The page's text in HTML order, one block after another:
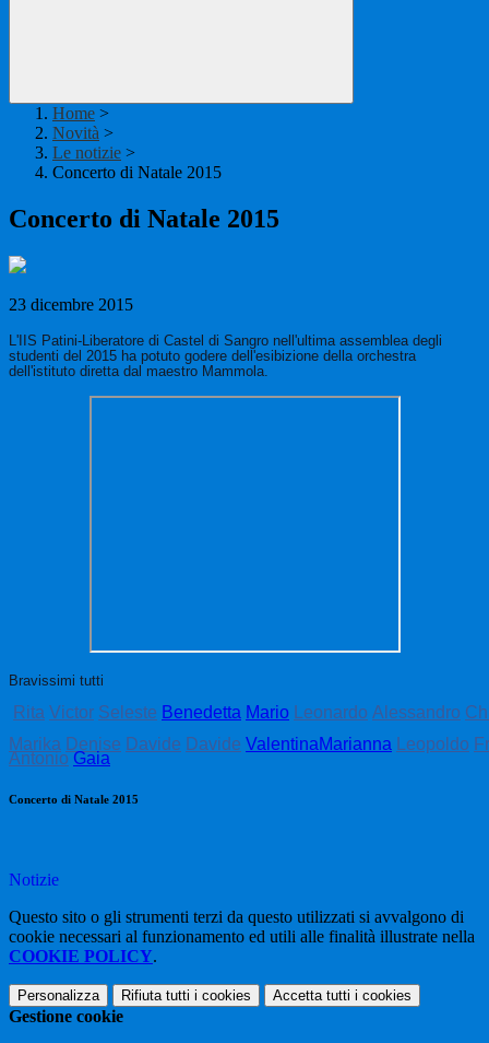
Home >
Novità >
Le notizie >
Concerto di Natale 2015
Concerto di Natale 2015
23 dicembre 2015
L'IIS Patini-Liberatore di Castel di Sangro nell'ultima assemblea degli
studenti del 2015 ha potuto godere dell'esibizione della orchestra
dell'istituto diretta dal maestro Mammola.
Bravissimi tutti
Rita Victor Seleste Benedetta Mario Leonardo Alessandro
Marika Denise Davide Davide ValentinaMarianna Leopoldo
Antonio Gaia
Concerto di Natale 2015
Notizie
Questo sito o gli strumenti terzi da questo utilizzati si avvalgono di
cookie necessari al funzionamento ed utili alle finalità illustrate nella
COOKIE POLICY.
Personalizza Rifiuta tutti i cookies Accetta tutti i cookies
Gestione cookie